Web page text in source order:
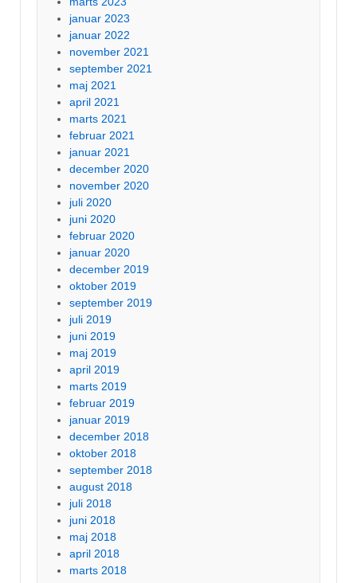
januar 2023
januar 2022
november 2021
september 2021
maj 2021
april 2021
marts 2021
februar 2021
januar 2021
december 2020
november 2020
juli 2020
juni 2020
februar 2020
januar 2020
december 2019
oktober 2019
september 2019
juli 2019
juni 2019
maj 2019
april 2019
marts 2019
februar 2019
januar 2019
december 2018
oktober 2018
september 2018
august 2018
juli 2018
juni 2018
maj 2018
april 2018
marts 2018